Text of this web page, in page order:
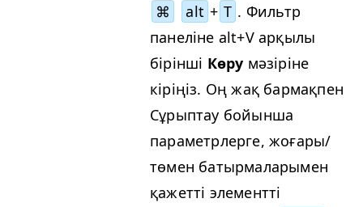
⌘
alt + T . Фильтр
панеліне alt+V арқылы
бірінші Көру мәзіріне
кіріңіз. Оң жақ бармақпен
Сұрыптау бойынша
параметрлерге, жоғары/
төмен батырмаларымен
қажетті элементті